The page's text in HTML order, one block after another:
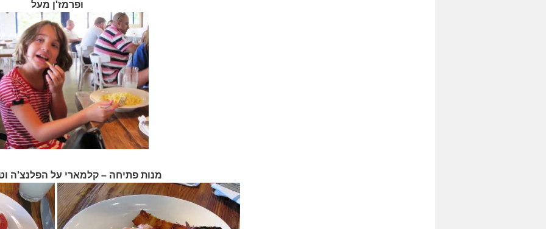
ופרמז'ן מעל
מנות פתיחה – קלמארי על הפלנצ'ה